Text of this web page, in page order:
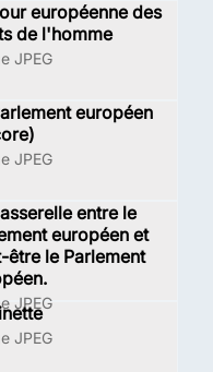
européenne des
de l'homme
JPEG
européen
JPEG
entre le
européen et
être le Parlement
JPEG
JPEG